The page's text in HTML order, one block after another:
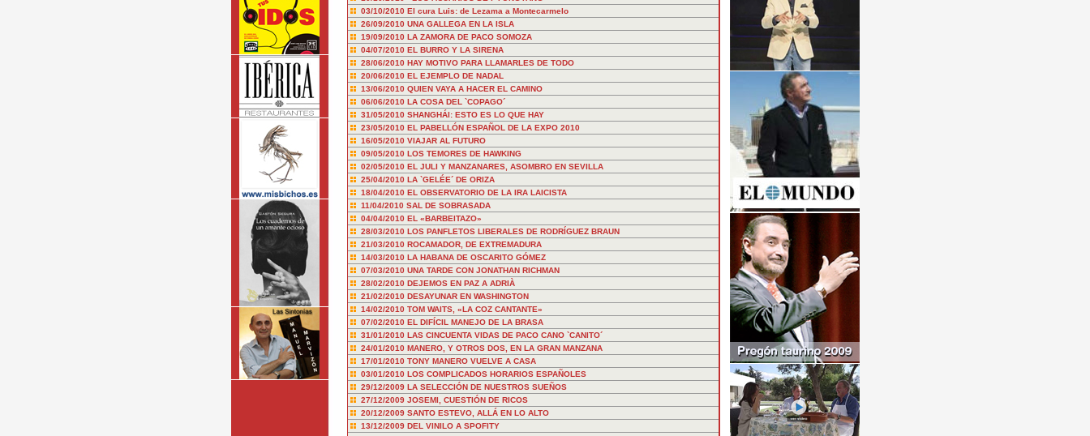
03/10/2010 El cura Luis: de Lezama a Montecarmelo
26/09/2010 UNA GALLEGA EN LA ISLA
19/09/2010 LA ZAMORA DE PACO SOMOZA
04/07/2010 EL BURRO Y LA SIRENA
28/06/2010 HAY MOTIVO PARA LLAMARLES DE TODO
20/06/2010 EL EJEMPLO DE NADAL
13/06/2010 QUIEN VAYA A HACER EL CAMINO
06/06/2010 LA COSA DEL `COPAGO´
31/05/2010 SHANGHÁI: ESTO ES LO QUE HAY
23/05/2010 EL PABELLÓN ESPAÑOL DE LA EXPO 2010
16/05/2010 VIAJAR AL FUTURO
09/05/2010 LOS TEMORES DE HAWKING
02/05/2010 EL JULI Y MANZANARES, ASOMBRO EN SEVILLA
25/04/2010 LA `GELÉE´ DE ORIZA
18/04/2010 EL OBSERVATORIO DE LA IRA LAICISTA
11/04/2010 SAL DE SOBRASADA
04/04/2010 EL «BARBEITAZO»
28/03/2010 LOS PANFLETOS LIBERALES DE RODRÍGUEZ BRAUN
21/03/2010 ROCAMADOR, DE EXTREMADURA
14/03/2010 LA HABANA DE OSCARITO GÓMEZ
07/03/2010 UNA TARDE CON JONATHAN RICHMAN
28/02/2010 DEJEMOS EN PAZ A ADRIÀ
21/02/2010 DESAYUNAR EN WASHINGTON
14/02/2010 TOM WAITS, «LA COZ CANTANTE»
07/02/2010 EL DIFÍCIL MANEJO DE LA BRASA
31/01/2010 LAS CINCUENTA VIDAS DE PACO CANO `CANITO´
24/01/2010 MANERO, Y OTROS DOS, EN LA GRAN MANZANA
17/01/2010 TONY MANERO VUELVE A CASA
03/01/2010 LOS COMPLICADOS HORARIOS ESPAÑOLES
29/12/2009 LA SELECCIÓN DE NUESTROS SUEÑOS
27/12/2009 JOSEMI, CUESTIÓN DE RICOS
20/12/2009 SANTO ESTEVO, ALLÁ EN LO ALTO
13/12/2009 DEL VINILO A SPOFITY